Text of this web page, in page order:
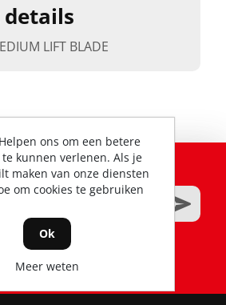
LIFT BLADE
RSS
ons om een betere
kunnen verlenen. Als je
maken van onze diensten
om cookies te gebruiken
Ok
Meer weten